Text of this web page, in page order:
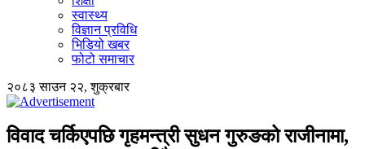
स्वास्थ्य
विज्ञान प्रविधि
भिडियो खबर
फोटो समाचार
२०८३ साउन २२, शुक्रबार
विवाद चर्किएपछि गृहमन्त्री सुधन गुरुङको राजीनामा,